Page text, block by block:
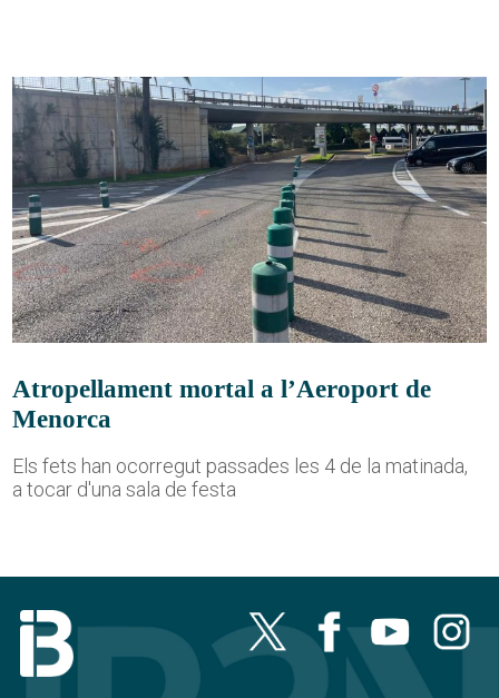
Atropellament mortal a l’Aeroport de
Menorca
Els fets han ocorregut passades les 4 de la matinada,
a tocar d'una sala de festa